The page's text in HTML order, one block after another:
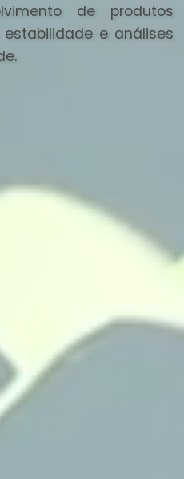
de produtos
e análises